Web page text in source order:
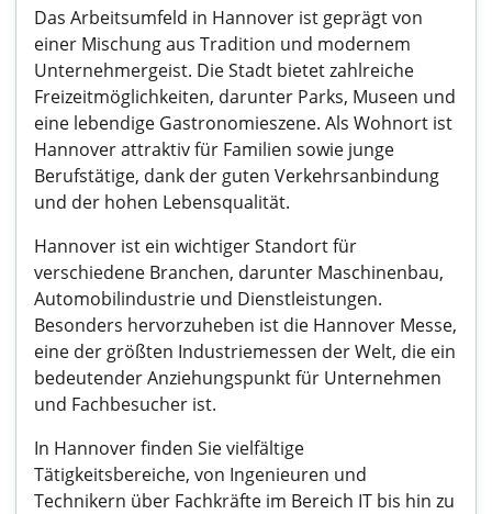
Das Arbeitsumfeld in Hannover ist geprägt von
einer Mischung aus Tradition und modernem
Unternehmergeist. Die Stadt bietet zahlreiche
Freizeitmöglichkeiten, darunter Parks, Museen und
eine lebendige Gastronomieszene. Als Wohnort ist
Hannover attraktiv für Familien sowie junge
Berufstätige, dank der guten Verkehrsanbindung
und der hohen Lebensqualität.
Hannover ist ein wichtiger Standort für
verschiedene Branchen, darunter Maschinenbau,
Automobilindustrie und Dienstleistungen.
Besonders hervorzuheben ist die Hannover Messe,
eine der größten Industriemessen der Welt, die ein
bedeutender Anziehungspunkt für Unternehmen
und Fachbesucher ist.
In Hannover finden Sie vielfältige
Tätigkeitsbereiche, von Ingenieuren und
Technikern über Fachkräfte im Bereich IT bis hin zu